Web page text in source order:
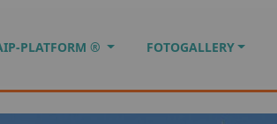
PLATFORM ® FOTOGALLERY